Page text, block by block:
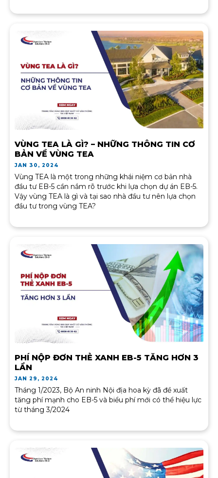
VÙNG TEA LÀ GÌ? – NHỮNG THÔNG TIN CƠ
BẢN VỀ VÙNG TEA
JAN 30, 2024
Vùng TEA là một trong những khái niệm cơ bản nhà
đầu tư EB-5 cần nắm rõ trước khi lựa chọn dự án EB-5.
Vậy vùng TEA là gì và tại sao nhà đầu tư nên lựa chọn
đầu tư trong vùng TEA?
PHÍ NỘP ĐƠN THẺ XANH EB-5 TĂNG HƠN 3
LẦN
JAN 29, 2024
Tháng 1/2023, Bộ An ninh Nội địa hoa kỳ đã đề xuất
tăng phí mạnh cho EB-5 và biểu phí mới có thể hiệu lực
từ tháng 3/2024